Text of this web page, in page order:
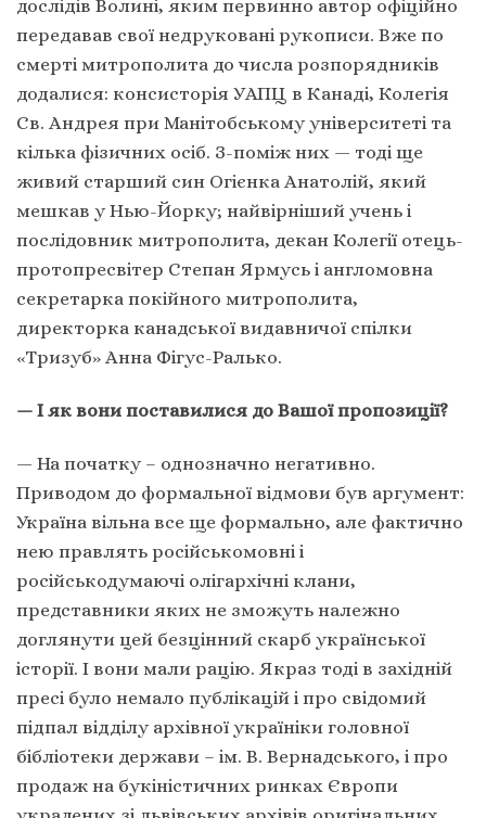
дослідів Волині, яким первинно автор офіційно
передавав свої недруковані рукописи. Вже по
смерті митрополита до числа розпорядників
додалися: консисторія УАПЦ в Канаді, Колегія
Св. Андрея при Манітобському університеті та
кілька фізичних осіб. З-поміж них — тоді ще
живий старший син Огієнка Анатолій, який
мешкав у Нью-Йорку; найвірніший учень і
послідовник митрополита, декан Колегії отець-
протопресвітер Степан Ярмусь і англомовна
секретарка покійного митрополита,
директорка канадської видавничої спілки
«Тризуб» Анна Фігус-Ралько.
— І як вони поставилися до Вашої пропозиції?
— На початку – однозначно негативно.
Приводом до формальної відмови був аргумент:
Україна вільна все ще формально, але фактично
нею правлять російськомовні і
російськодумаючі олігархічні клани,
представники яких не зможуть належно
доглянути цей безцінний скарб української
історії. І вони мали рацію. Якраз тоді в західній
пресі було немало публікацій і про свідомий
підпал відділу архівної україніки головної
бібліотеки держави – ім. В. Вернадського, і про
продаж на букіністичних ринках Європи